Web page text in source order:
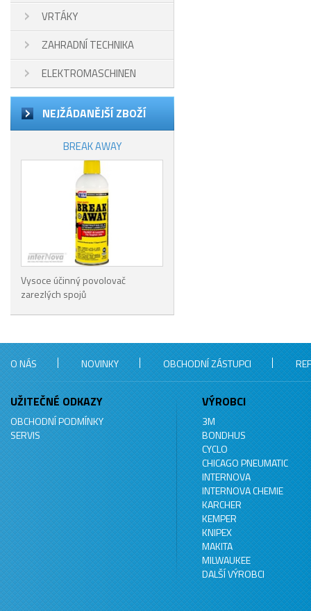
VRTÁKY
ZAHRADNÍ TECHNIKA
ELEKTROMASCHINEN
NEJŽÁDANĚJŠÍ ZBOŽÍ
BREAK AWAY
Vysoce účinný povolovač
zarezlých spojů
O NÁS NOVINKY OBCHODNÍ ZÁSTUPCI
UŽITEČNÉ ODKAZY
OBCHODNÍ PODMÍNKY
SERVIS
VÝROBCI
3M
BONDHUS
CYCLO
CHICAGO PNEUMATIC
INTERNOVA
INTERNOVA CHEMIE
KARCHER
KEMPER
KNIPEX
MAKITA
MILWAUKEE
DALŠÍ VÝROBCI